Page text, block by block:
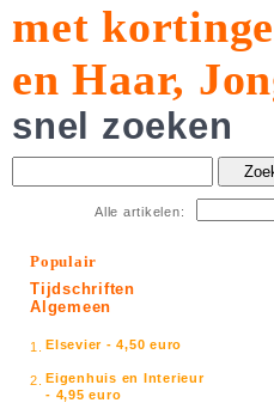
met
en Haar,
snel zoeken
Alle artikelen:
Populair
Tijdschriften
Algemeen
1. Elsevier - 4,50 euro
2. Eigenhuis en Interieur
- 4,95 euro